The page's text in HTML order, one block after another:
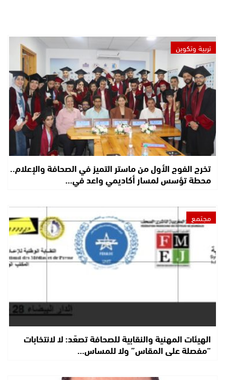
تربية وتكوين
تخرج الفوج الأول من ماستر التميز في الصحافة والإعلام..
محطة تؤسس لمسار أكاديمي واعد في…
مجتمع
الهيئات المهنية والنقابية للصحافة تصعّد: لا لانتخابات
“مفصلة على المقاس” ولا للمساس…